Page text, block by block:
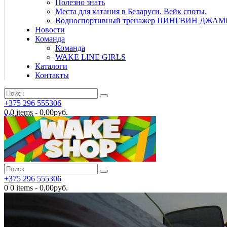
Полезно знать
Места для катания в Беларуси. Вейк споты.
Водноспортивный тренажер ПИНГВИН
Новости
Команда
Команда
WAKE LINE GIRLS
Каталоги
Контакты
+375 296 555306
0 0 items - 0,00руб.
Магазин
+375 296 555306
0 0 items - 0,00руб.